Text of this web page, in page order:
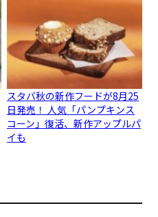
スタバ秋の新作フードが8月25
日発売！ 人気「パンプキンス
コーン」復活、新作アップルパ
イも